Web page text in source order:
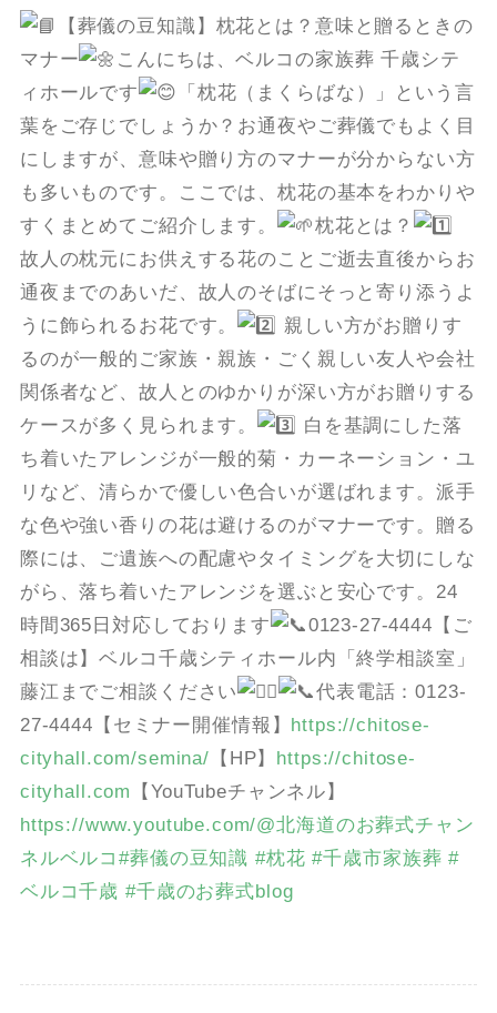
【葬儀の豆知識】枕花とは？意味と贈るときの
マナー
こんにちは、ベルコの家族葬 千歳シテ
ィホールです
「枕花（まくらばな）」という言
葉をご存じでしょうか？お通夜やご葬儀でもよく目
にしますが、意味や贈り方のマナーが分からない方
も多いものです。ここでは、枕花の基本をわかりや
すくまとめてご紹介します。
枕花とは？
故人の枕元にお供えする花のことご逝去直後からお
通夜までのあいだ、故人のそばにそっと寄り添うよ
うに飾られるお花です。
親しい方がお贈りす
るのが一般的ご家族・親族・ごく親しい友人や会社
関係者など、故人とのゆかりが深い方がお贈りする
ケースが多く見られます。
白を基調にした落
ち着いたアレンジが一般的菊・カーネーション・ユ
リなど、清らかで優しい色合いが選ばれます。派手
な色や強い香りの花は避けるのがマナーです。贈る
際には、ご遺族への配慮やタイミングを大切にしな
がら、落ち着いたアレンジを選ぶと安心です。24
時間365日対応しております
0123-27-4444【ご
相談は】ベルコ千歳シティホール内「終学相談室」
藤江までご相談ください
代表電話：0123-
27-4444【セミナー開催情報】 https://chitose-
cityhall.com/semina/ 【HP】 https://chitose-
cityhall.com
【YouTubeチャンネル】
https://www.youtube.com/@北海道のお葬式チャン
ネルベルコ#葬儀の豆知識 #枕花 #千歳市家族葬 #
ベルコ千歳 #千歳のお葬式blog